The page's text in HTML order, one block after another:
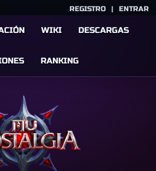
REGISTRO | ENTRAR
WIKI DESCARGAS
RANKING